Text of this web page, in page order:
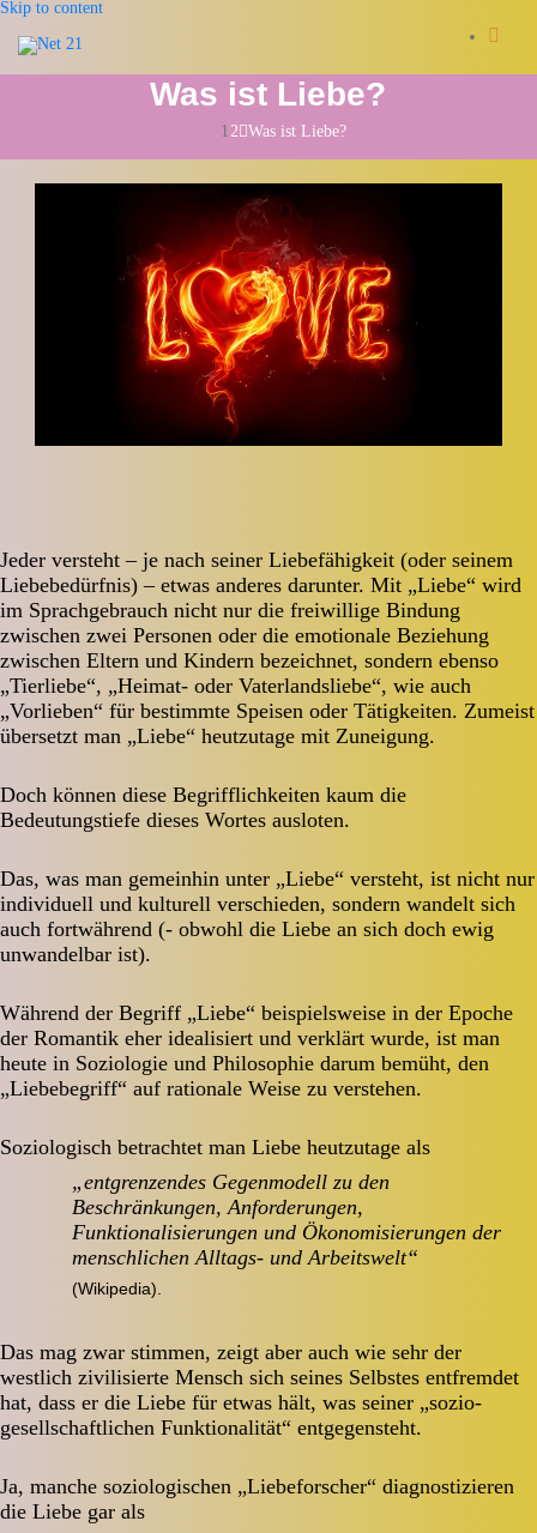
Skip to content
Was ist Liebe?
Was ist Liebe?
Jeder versteht – je nach seiner Liebefähigkeit (oder seinem
Liebebedürfnis) – etwas anderes darunter. Mit „Liebe“ wird
im Sprachgebrauch nicht nur die freiwillige Bindung
zwischen zwei Personen oder die emotionale Beziehung
zwischen Eltern und Kindern bezeichnet, sondern ebenso
„Tierliebe“, „Heimat- oder Vaterlandsliebe“, wie auch
„Vorlieben“ für bestimmte Speisen oder Tätigkeiten. Zumeist
übersetzt man „Liebe“ heutzutage mit Zuneigung.
Doch können diese Begrifflichkeiten kaum die
Bedeutungstiefe dieses Wortes ausloten.
Das, was man gemeinhin unter „Liebe“ versteht, ist nicht nur
individuell und kulturell verschieden, sondern wandelt sich
auch fortwährend (- obwohl die Liebe an sich doch ewig
unwandelbar ist).
Während der Begriff „Liebe“ beispielsweise in der Epoche
der Romantik eher idealisiert und verklärt wurde, ist man
heute in Soziologie und Philosophie darum bemüht, den
„Liebebegriff“ auf rationale Weise zu verstehen.
Soziologisch betrachtet man Liebe heutzutage als
„entgrenzendes Gegenmodell zu den
Beschränkungen, Anforderungen,
Funktionalisierungen und Ökonomisierungen der
menschlichen Alltags- und Arbeitswelt“
(Wikipedia).
Das mag zwar stimmen, zeigt aber auch wie sehr der
westlich zivilisierte Mensch sich seines Selbstes entfremdet
hat, dass er die Liebe für etwas hält, was seiner „sozio-
gesellschaftlichen Funktionalität“ entgegensteht.
Ja, manche soziologischen „Liebeforscher“ diagnostizieren
die Liebe gar als